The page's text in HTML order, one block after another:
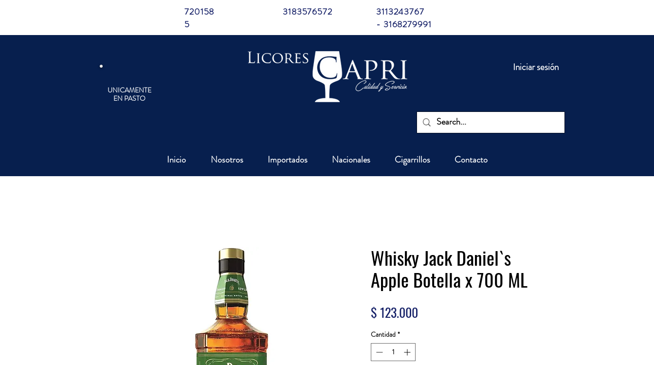
720158
5
3183576572
3113243767
- 3168279991
UNICAMENTE
EN PASTO
Iniciar sesión
Inicio Nosotros Importados Nacionales Cigarrillos Contacto
Whisky Jack Daniel`s
Apple Botella x 700 ML
$ 123.000
Cantidad *